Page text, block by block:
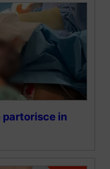
partorisce in